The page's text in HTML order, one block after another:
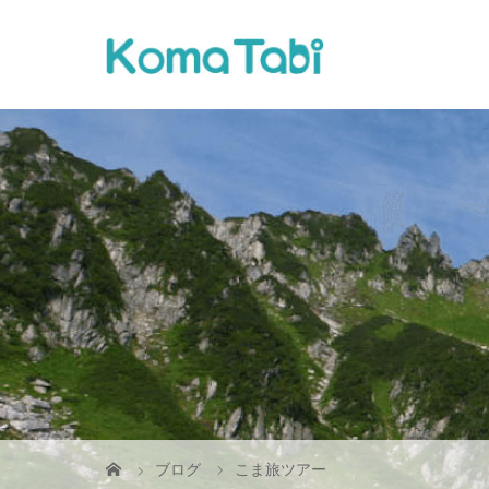
ブログ こま旅ツアー